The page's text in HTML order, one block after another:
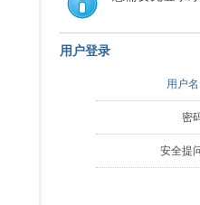
用户登录
用户名
密
安全提